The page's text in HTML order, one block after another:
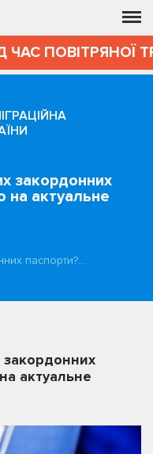
ЧАС ПОВІТРЯНОЇ
закордонних
на актуальне
паспорти?…
актуальне